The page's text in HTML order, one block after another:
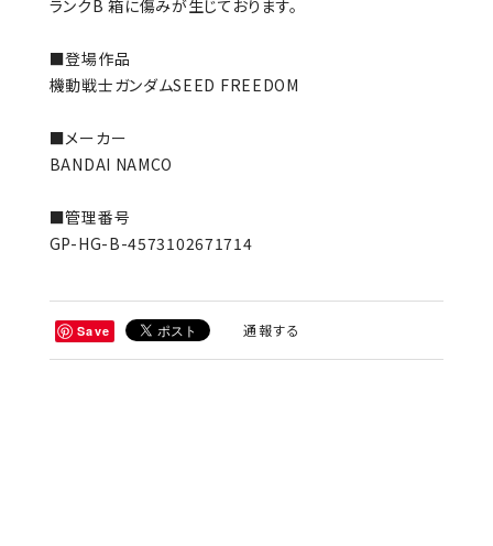
ランクB 箱に傷みが生じております。
■登場作品
機動戦士ガンダムSEED FREEDOM
■メーカー
BANDAI NAMCO
■管理番号
GP-HG-B-4573102671714
Save 通報する